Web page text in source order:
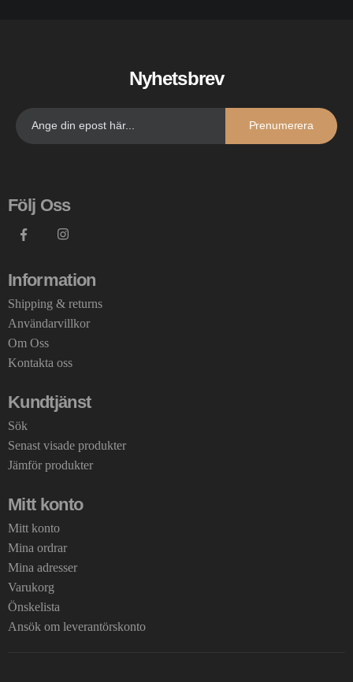
Nyhetsbrev
Prenumerera
Följ Oss
Information
Shipping & returns
Användarvillkor
Om Oss
Kontakta oss
Kundtjänst
Sök
Senast visade produkter
Jämför produkter
Mitt konto
Mitt konto
Mina ordrar
Mina adresser
Varukorg
Önskelista
Ansök om leverantörskonto